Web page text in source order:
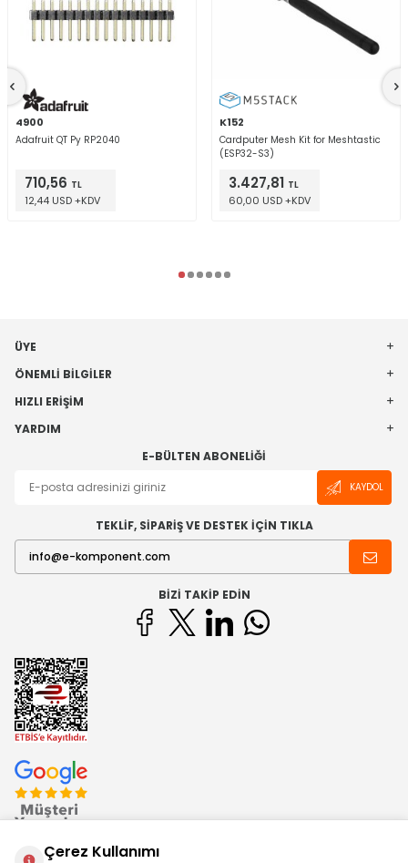
4900
Adafruit QT Py RP2040
710,56 TL
12,44 USD +KDV
K152
Cardputer Mesh Kit for Meshtastic
(ESP32-S3)
3.427,81 TL
60,00 USD +KDV
ÜYE
ÖNEMLI BILGILER
HIZLI ERIŞIM
YARDIM
E-BÜLTEN ABONELIĞI
KAYDOL
TEKLİF, SİPARİŞ VE DESTEK İÇİN TIKLA
BIZI TAKIP EDIN
Çerez Kullanımı